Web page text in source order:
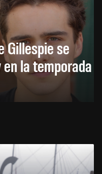
Gillespie se
la temporada